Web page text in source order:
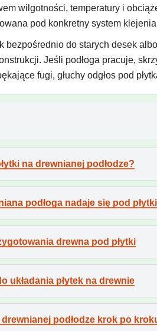
wilgotności, temperatury i
pod konkretny system
bezpośrednio do starych desek
Jeśli podłoga pracuje,
fugi, głuchy odgłos pod
na drewnianej podłodze?
podłoga nadaje się pod
drewna pod płytki
układania płytek na drewnie
drewnianej podłodze krok po